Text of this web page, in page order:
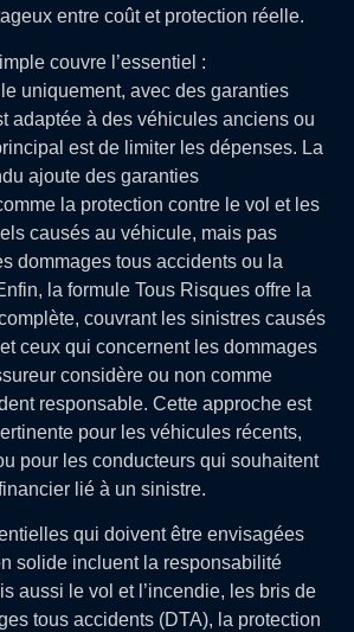
entre coût et protection réelle.
couvre l’essentiel :
uniquement, avec des garanties
adaptée à des véhicules anciens ou
est de limiter les dépenses. La
ajoute des garanties
la protection contre le vol et les
causés au véhicule, mais pas
dommages tous accidents ou la
la formule Tous Risques offre la
couvrant les sinistres causés
ceux qui concernent les dommages
considère ou non comme
responsable. Cette approche est
pour les véhicules récents,
pour les conducteurs qui souhaitent
lié à un sinistre.
qui doivent être envisagées
solide incluent la responsabilité
aussi le vol et l’incendie, les bris de
tous accidents (DTA), la protection